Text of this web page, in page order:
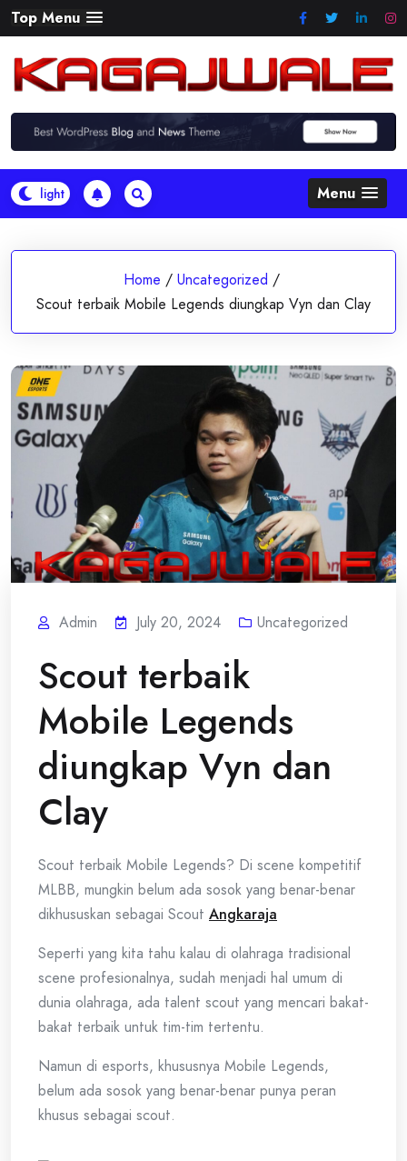
Skip
to
content
Top Menu
Menu
Home / Uncategorized /
Scout terbaik Mobile Legends diungkap Vyn dan Clay
Admin July 20, 2024 Uncategorized
Scout terbaik
Mobile Legends
diungkap Vyn dan
Clay
Scout terbaik Mobile Legends? Di scene kompetitif
MLBB, mungkin belum ada sosok yang benar-benar
dikhususkan sebagai Scout Angkaraja
Seperti yang kita tahu kalau di olahraga tradisional
scene profesionalnya, sudah menjadi hal umum di
dunia olahraga, ada talent scout yang mencari bakat-
bakat terbaik untuk tim-tim tertentu.
Namun di esports, khususnya Mobile Legends,
belum ada sosok yang benar-benar punya peran
khusus sebagai scout.